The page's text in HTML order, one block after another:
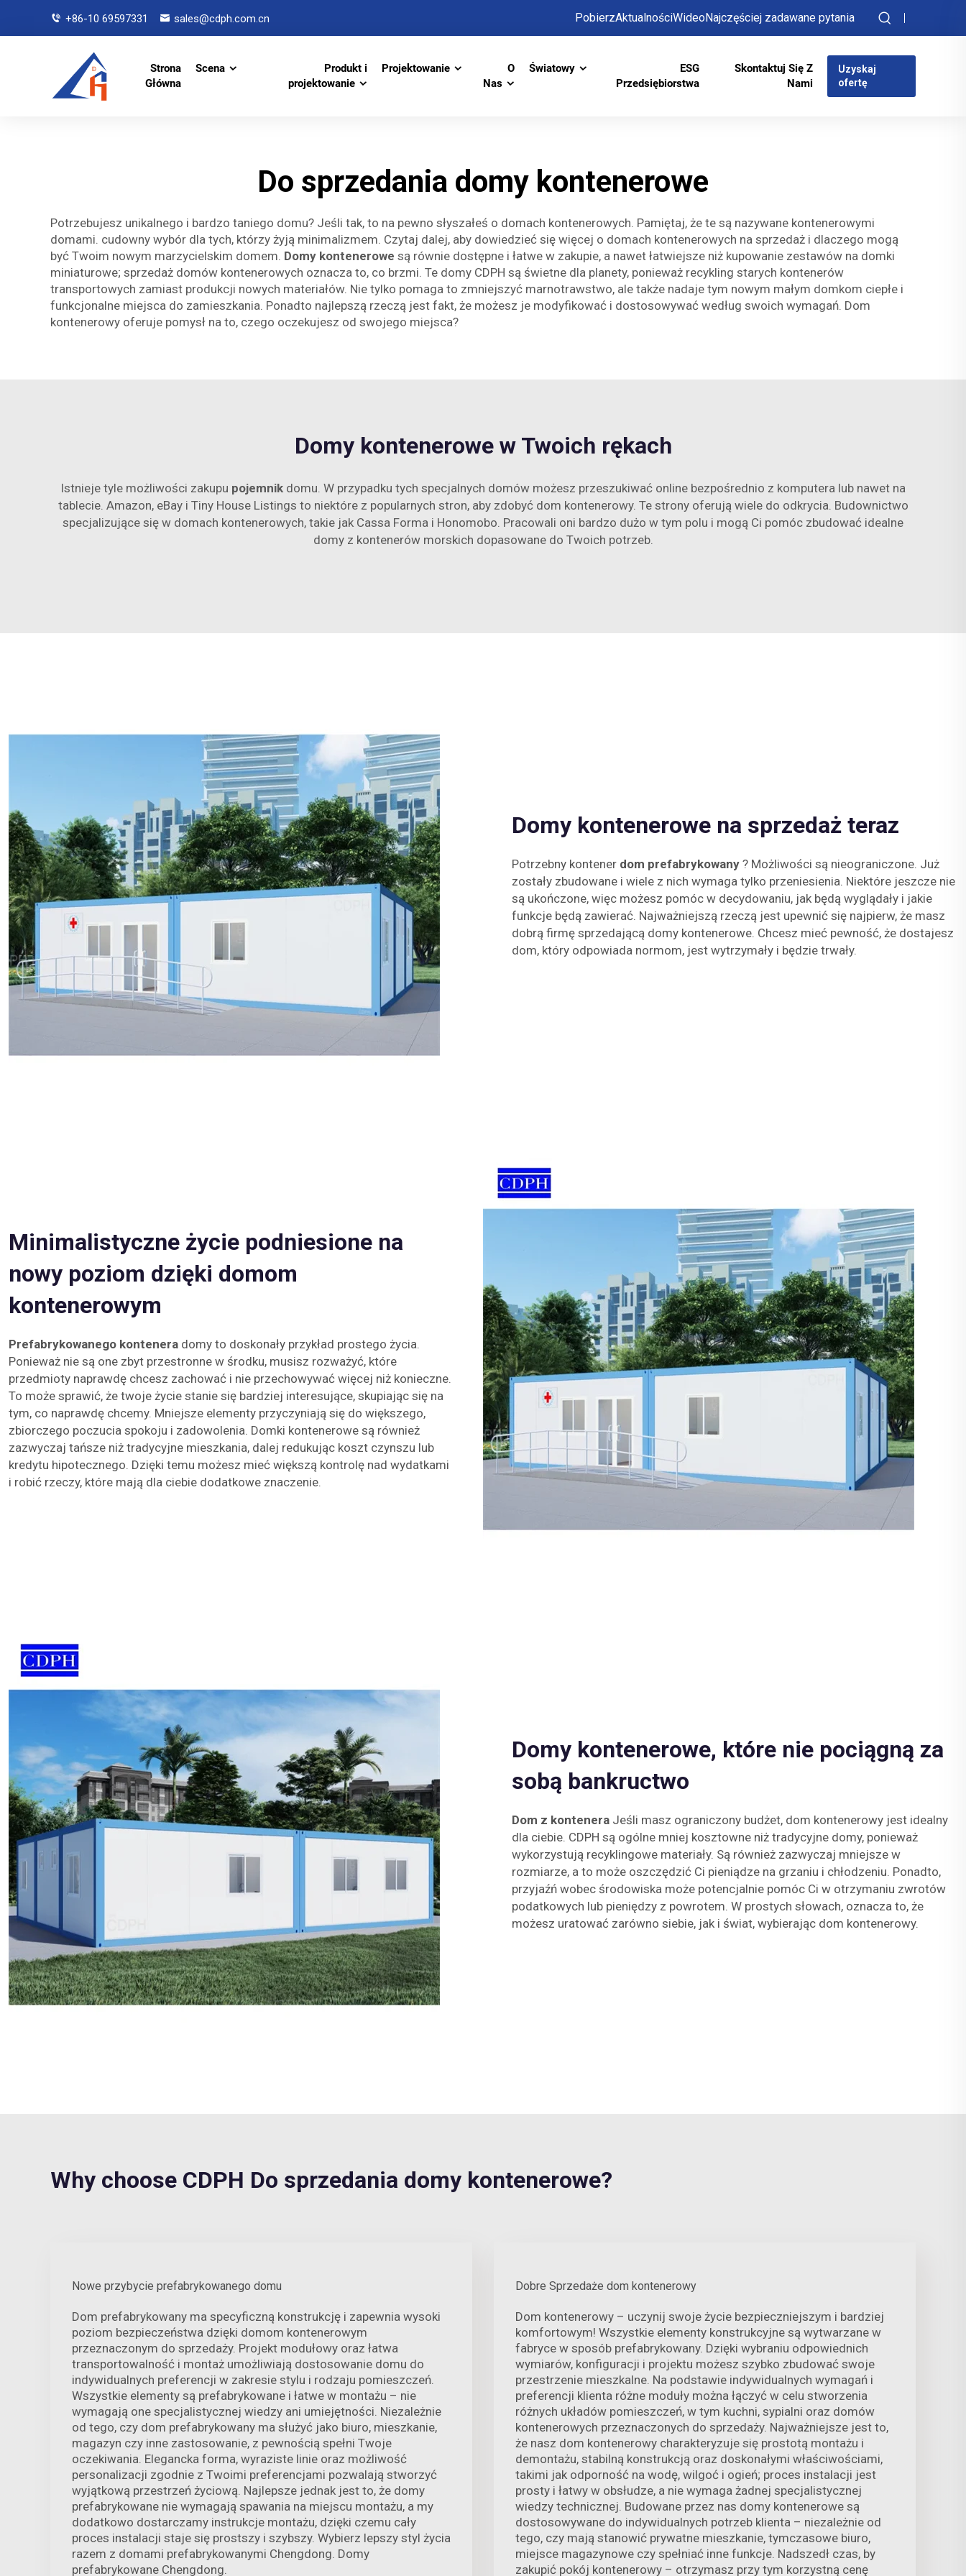
+86-10 69597331 sales@cdph.com.cn PobierzAktualnościWideoNajczęściej zadawane pytania
Strona
Główna
Scena
Produkt i
projektowanie
Projektowanie
O
Nas
Światowy
ESG
Przedsiębiorstwa
Skontaktuj Się Z
Nami
Uzyskaj
ofertę
Do sprzedania domy kontenerowe
Potrzebujesz unikalnego i bardzo taniego domu? Jeśli tak, to na pewno słyszałeś o domach kontenerowych. Pamiętaj, że te są nazywane kontenerowymi
domami. cudowny wybór dla tych, którzy żyją minimalizmem. Czytaj dalej, aby dowiedzieć się więcej o domach kontenerowych na sprzedaż i dlaczego mogą
być Twoim nowym marzycielskim domem. Domy kontenerowe są równie dostępne i łatwe w zakupie, a nawet łatwiejsze niż kupowanie zestawów na domki
miniaturowe; sprzedaż domów kontenerowych oznacza to, co brzmi. Te domy CDPH są świetne dla planety, ponieważ recykling starych kontenerów
transportowych zamiast produkcji nowych materiałów. Nie tylko pomaga to zmniejszyć marnotrawstwo, ale także nadaje tym nowym małym domkom ciepłe i
funkcjonalne miejsca do zamieszkania. Ponadto najlepszą rzeczą jest fakt, że możesz je modyfikować i dostosowywać według swoich wymagań. Dom
kontenerowy oferuje pomysł na to, czego oczekujesz od swojego miejsca?
Domy kontenerowe w Twoich rękach
Istnieje tyle możliwości zakupu pojemnik domu. W przypadku tych specjalnych domów możesz przeszukiwać online bezpośrednio z komputera lub nawet na
tablecie. Amazon, eBay i Tiny House Listings to niektóre z popularnych stron, aby zdobyć dom kontenerowy. Te strony oferują wiele do odkrycia. Budownictwo
specjalizujące się w domach kontenerowych, takie jak Cassa Forma i Honomobo. Pracowali oni bardzo dużo w tym polu i mogą Ci pomóc zbudować idealne
domy z kontenerów morskich dopasowane do Twoich potrzeb.
Domy kontenerowe na sprzedaż teraz
Potrzebny kontener dom prefabrykowany ? Możliwości są nieograniczone. Już
zostały zbudowane i wiele z nich wymaga tylko przeniesienia. Niektóre jeszcze nie
są ukończone, więc możesz pomóc w decydowaniu, jak będą wyglądały i jakie
funkcje będą zawierać. Najważniejszą rzeczą jest upewnić się najpierw, że masz
dobrą firmę sprzedającą domy kontenerowe. Chcesz mieć pewność, że dostajesz
dom, który odpowiada normom, jest wytrzymały i będzie trwały.
Minimalistyczne życie podniesione na
nowy poziom dzięki domom
kontenerowym
Prefabrykowanego kontenera domy to doskonały przykład prostego życia.
Ponieważ nie są one zbyt przestronne w środku, musisz rozważyć, które
przedmioty naprawdę chcesz zachować i nie przechowywać więcej niż konieczne.
To może sprawić, że twoje życie stanie się bardziej interesujące, skupiając się na
tym, co naprawdę chcemy. Mniejsze elementy przyczyniają się do większego,
zbiorczego poczucia spokoju i zadowolenia. Domki kontenerowe są również
zazwyczaj tańsze niż tradycyjne mieszkania, dalej redukując koszt czynszu lub
kredytu hipotecznego. Dzięki temu możesz mieć większą kontrolę nad wydatkami
i robić rzeczy, które mają dla ciebie dodatkowe znaczenie.
Domy kontenerowe, które nie pociągną za
sobą bankructwo
Dom z kontenera Jeśli masz ograniczony budżet, dom kontenerowy jest idealny
dla ciebie. CDPH są ogólne mniej kosztowne niż tradycyjne domy, ponieważ
wykorzystują recyklingowe materiały. Są również zazwyczaj mniejsze w
rozmiarze, a to może oszczędzić Ci pieniądze na grzaniu i chłodzeniu. Ponadto,
przyjaźń wobec środowiska może potencjalnie pomóc Ci w otrzymaniu zwrotów
podatkowych lub pieniędzy z powrotem. W prostych słowach, oznacza to, że
możesz uratować zarówno siebie, jak i świat, wybierając dom kontenerowy.
Why choose CDPH Do sprzedania domy kontenerowe?
Nowe przybycie prefabrykowanego domu
Dom prefabrykowany ma specyficzną konstrukcję i zapewnia wysoki
poziom bezpieczeństwa dzięki domom kontenerowym
przeznaczonym do sprzedaży. Projekt modułowy oraz łatwa
transportowalność i montaż umożliwiają dostosowanie domu do
indywidualnych preferencji w zakresie stylu i rodzaju pomieszczeń.
Wszystkie elementy są prefabrykowane i łatwe w montażu – nie
wymagają one specjalistycznej wiedzy ani umiejętności. Niezależnie
od tego, czy dom prefabrykowany ma służyć jako biuro, mieszkanie,
magazyn czy inne zastosowanie, z pewnością spełni Twoje
oczekiwania. Elegancka forma, wyraziste linie oraz możliwość
personalizacji zgodnie z Twoimi preferencjami pozwalają stworzyć
wyjątkową przestrzeń życiową. Najlepsze jednak jest to, że domy
prefabrykowane nie wymagają spawania na miejscu montażu, a my
dodatkowo dostarczamy instrukcje montażu, dzięki czemu cały
proces instalacji staje się prostszy i szybszy. Wybierz lepszy styl życia
razem z domami prefabrykowanymi Chengdong. Domy
prefabrykowane Chengdong.
Dobre Sprzedaże dom kontenerowy
Dom kontenerowy – uczynij swoje życie bezpieczniejszym i bardziej
komfortowym! Wszystkie elementy konstrukcyjne są wytwarzane w
fabryce w sposób prefabrykowany. Dzięki wybraniu odpowiednich
wymiarów, konfiguracji i projektu możesz szybko zbudować swoje
przestrzenie mieszkalne. Na podstawie indywidualnych wymagań i
preferencji klienta różne moduły można łączyć w celu stworzenia
różnych układów pomieszczeń, w tym kuchni, sypialni oraz domów
kontenerowych przeznaczonych do sprzedaży. Najważniejsze jest to,
że nasz dom kontenerowy charakteryzuje się prostotą montażu i
demontażu, stabilną konstrukcją oraz doskonałymi właściwościami,
takimi jak odporność na wodę, wilgoć i ogień; proces instalacji jest
prosty i łatwy w obsłudze, a nie wymaga żadnej specjalistycznej
wiedzy technicznej. Budowane przez nas domy kontenerowe są
dostosowywane do indywidualnych potrzeb klienta – niezależnie od
tego, czy mają stanowić prywatne mieszkanie, tymczasowe biuro,
miejsce magazynowe czy spełniać inne funkcje. Nadszedł czas, by
zakupić pokój kontenerowy – otrzymasz przy tym korzystną cenę